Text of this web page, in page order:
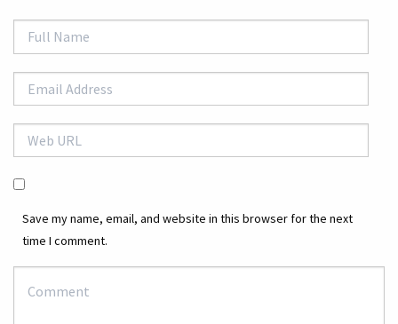
Save my name, email, and website in this browser for the next
time I comment.